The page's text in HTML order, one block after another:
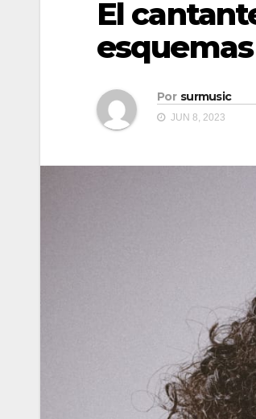
El
Por surmusic
JUN 8, 2023